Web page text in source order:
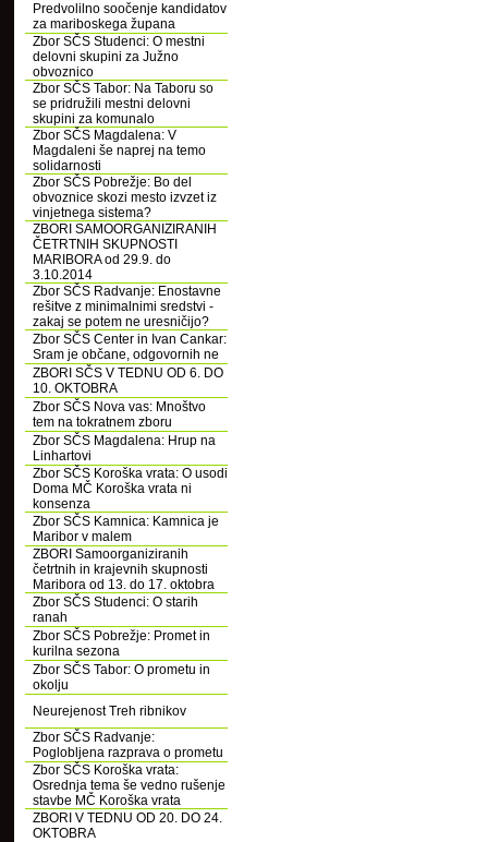
Predvolilno soočenje kandidatov
za mariboskega župana
Zbor SČS Studenci: O mestni
delovni skupini za Južno
obvoznico
Zbor SČS Tabor: Na Taboru so
se pridružili mestni delovni
skupini za komunalo
Zbor SČS Magdalena: V
Magdaleni še naprej na temo
solidarnosti
Zbor SČS Pobrežje: Bo del
obvoznice skozi mesto izvzet iz
vinjetnega sistema?
ZBORI SAMOORGANIZIRANIH
ČETRTNIH SKUPNOSTI
MARIBORA od 29.9. do
3.10.2014
Zbor SČS Radvanje: Enostavne
rešitve z minimalnimi sredstvi -
zakaj se potem ne uresničijo?
Zbor SČS Center in Ivan Cankar:
Sram je občane, odgovornih ne
ZBORI SČS V TEDNU OD 6. DO
10. OKTOBRA
Zbor SČS Nova vas: Mnoštvo
tem na tokratnem zboru
Zbor SČS Magdalena: Hrup na
Linhartovi
Zbor SČS Koroška vrata: O usodi
Doma MČ Koroška vrata ni
konsenza
Zbor SČS Kamnica: Kamnica je
Maribor v malem
ZBORI Samoorganiziranih
četrtnih in krajevnih skupnosti
Maribora od 13. do 17. oktobra
Zbor SČS Studenci: O starih
ranah
Zbor SČS Pobrežje: Promet in
kurilna sezona
Zbor SČS Tabor: O prometu in
okolju
Neurejenost Treh ribnikov
Zbor SČS Radvanje:
Poglobljena razprava o prometu
Zbor SČS Koroška vrata:
Osrednja tema še vedno rušenje
stavbe MČ Koroška vrata
ZBORI V TEDNU OD 20. DO 24.
OKTOBRA